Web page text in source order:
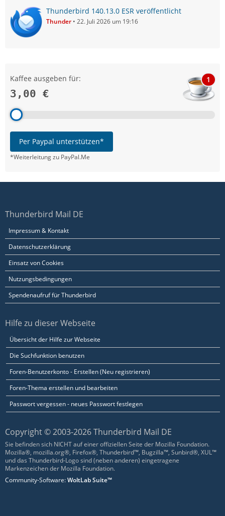
Thunderbird 140.13.0 ESR veröffentlicht
Thunder 22. Juli 2026 um 19:16
Kaffee ausgeben für:
3,00 €
1
Per Paypal unterstützen*
*Weiterleitung zu PayPal.Me
Thunderbird Mail DE
Impressum & Kontakt
Datenschutzerklärung
Einsatz von Cookies
Nutzungsbedingungen
Spendenaufruf für Thunderbird
Hilfe zu dieser Webseite
Übersicht der Hilfe zur Webseite
Die Suchfunktion benutzen
Foren-Benutzerkonto - Erstellen (Neu registrieren)
Foren-Thema erstellen und bearbeiten
Passwort vergessen - neues Passwort festlegen
Copyright © 2003-2026 Thunderbird Mail DE
Sie befinden sich NICHT auf einer offiziellen Seite der Mozilla Foundation.
Mozilla®, mozilla.org®, Firefox®, Thunderbird™, Bugzilla™, Sunbird®, XUL™
und das Thunderbird-Logo sind (neben anderen) eingetragene
Markenzeichen der Mozilla Foundation.
Community-Software:WoltLab Suite™